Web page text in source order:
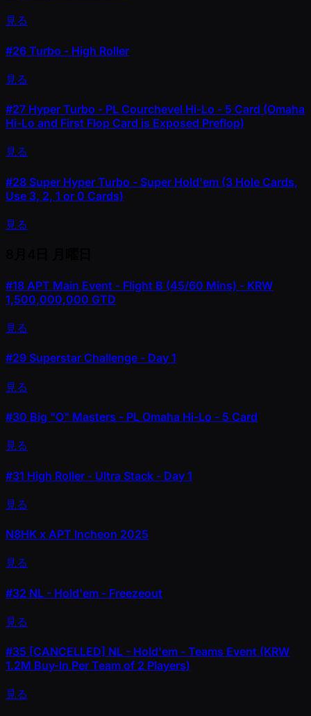
見る
#26 Turbo - High Roller
見る
#27 Hyper Turbo - PL Courchevel Hi-Lo - 5 Card (Omaha
Hi-Lo and First Flop Card is Exposed Preflop)
見る
#28 Super Hyper Turbo - Super Hold'em (3 Hole Cards,
Use 3, 2, 1 or 0 Cards)
見る
#18 APT Main Event - Flight B (45/60 Mins) - KRW
1,500,000,000 GTD
見る
#29 Superstar Challenge - Day 1
見る
#30 Big "O" Masters - PL Omaha Hi-Lo - 5 Card
見る
#31 High Roller - Ultra Stack - Day 1
見る
N8HK x APT Incheon 2025
見る
#32 NL - Hold'em - Freezeout
見る
#35 [CANCELLED] NL - Hold'em - Teams Event (KRW
1.2M Buy-In Per Team of 2 Players)
見る